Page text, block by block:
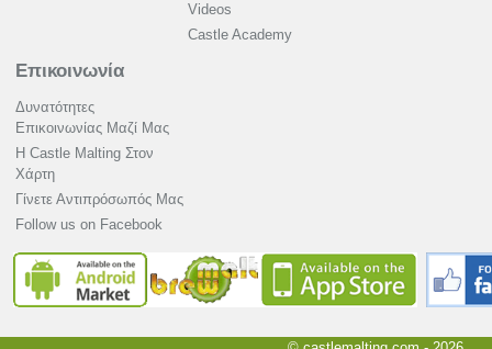
Videos
Castle Academy
Επικοινωνία
Δυνατότητες
Επικοινωνίας Μαζί Μας
Η Castle Malting Στον
Χάρτη
Γίνετε Αντιπρόσωπός Μας
Follow us on Facebook